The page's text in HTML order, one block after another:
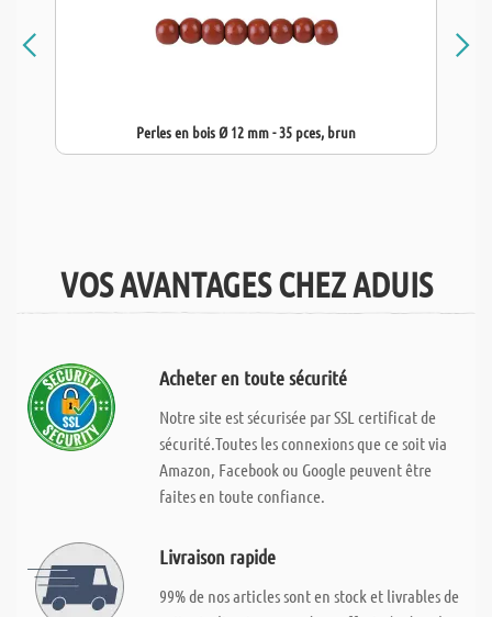
Perles en bois Ø 12 mm - 35 pces, brun
VOS AVANTAGES CHEZ ADUIS
Acheter en toute sécurité
Notre site est sécurisée par SSL certificat de
sécurité.Toutes les connexions que ce soit via
Amazon, Facebook ou Google peuvent être
faites en toute confiance.
Livraison rapide
99% de nos articles sont en stock et livrables de